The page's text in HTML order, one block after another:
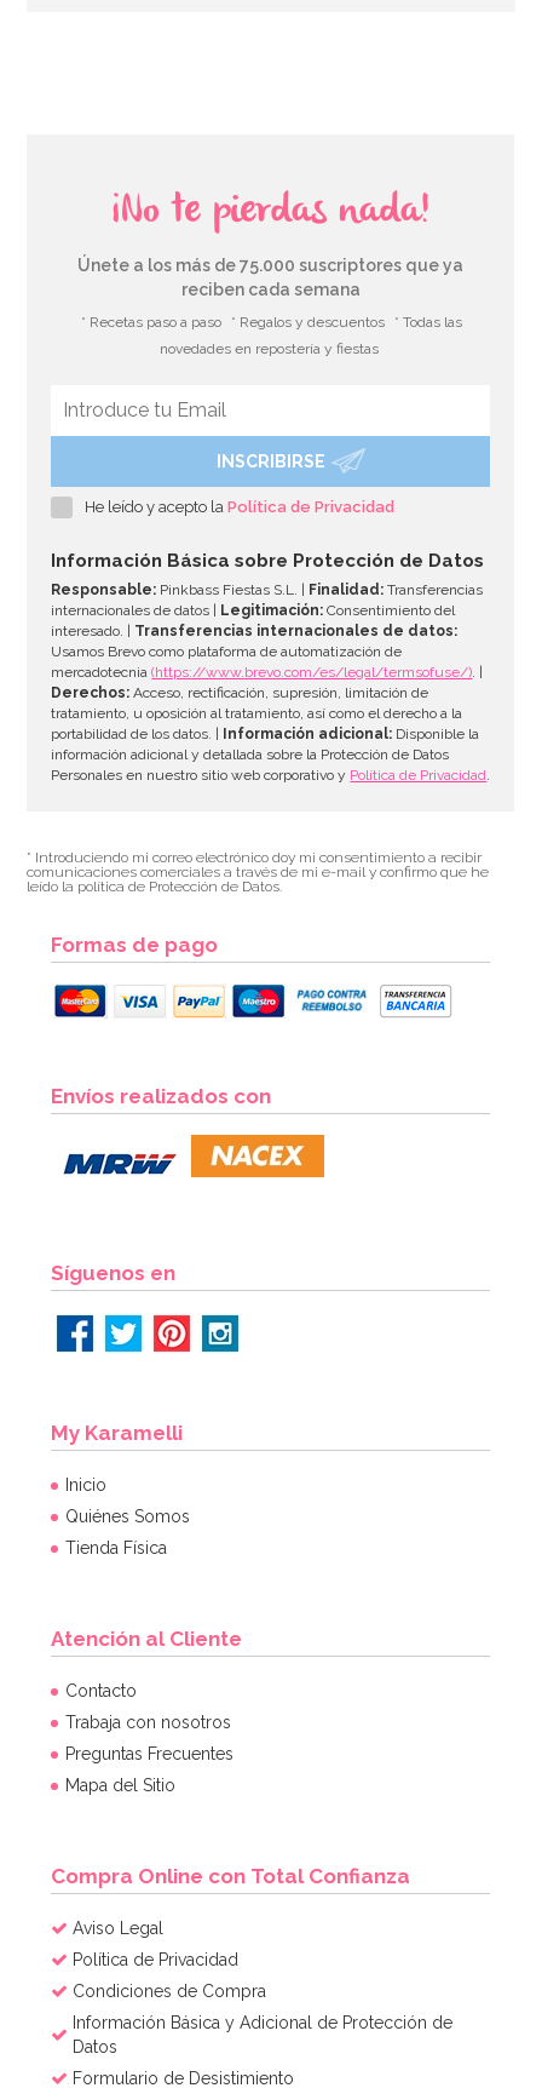
Pack de 4 Pompones de Seda Azul Marino 35 cm
AÑADIR
¡No te pierdas nada!
Únete a los más de 75.000 suscriptores que ya
reciben cada semana
* Recetas paso a paso * Regalos y descuentos
* Todas las
novedades en repostería y fiestas
INSCRIBIRSE
He leído y acepto laPolítica de Privacidad
Información Básica sobre Protección de Datos
Responsable: Pinkbass Fiestas S.L. | Finalidad: Transferencias
internacionales de datos |
Legitimación: Consentimiento del
interesado. | Transferencias internacionales de datos:
Usamos Brevo como plataforma de automatización de
mercadotecnia(https://www.brevo.com/es/legal/termsofuse/). |
Derechos: Acceso, rectificación, supresión, limitación de
tratamiento, u oposición al tratamiento, así como el derecho a la
portabilidad de los datos. |
Información adicional: Disponible la
información adicional y detallada sobre la Protección de Datos
Personales en nuestro sitio web corporativo y Política de Privacidad.
* Introduciendo mi correo electrónico doy mi consentimiento a recibir
comunicaciones comerciales a través de mi e-mail y confirmo que he
leído la política de Protección de Datos.
Formas de pago
Envíos realizados con
Síguenos en
My Karamelli
Inicio
Quiénes Somos
Tienda Física
Atención al Cliente
Contacto
Trabaja con nosotros
Preguntas Frecuentes
Mapa del Sitio
Compra Online con Total Confianza
Aviso Legal
Política de Privacidad
Condiciones de Compra
Información Básica y Adicional de Protección de
Datos
Formulario de Desistimiento